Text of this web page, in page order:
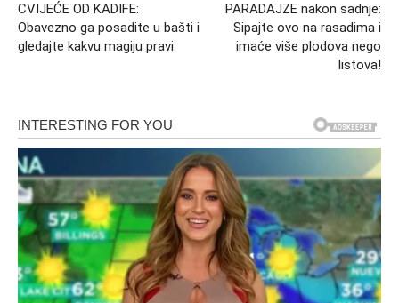
CVIJEĆE OD KADIFE:
Obavezno ga posadite u bašti i
gledajte kakvu magiju pravi
PARADAJZE nakon sadnje:
Sipajte ovo na rasadima i
imaće više plodova nego
listova!